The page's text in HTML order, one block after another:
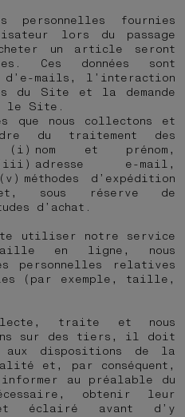
personnelles fournies
lors du passage
un article seront
Ces données sont
mails, l’interaction
du Site et la demande
le Site.
que nous collectons et
du traitement des
(i) nom et prénom,
adresse e-mail,
méthodes d’expédition
sous réserve de
d’achat.
utiliser notre service
en ligne, nous
personnelles relatives
(par exemple, taille,
traite et nous
sur des tiers, il doit
aux dispositions de la
et, par conséquent,
au préalable du
obtenir leur
et éclairé avant d’y